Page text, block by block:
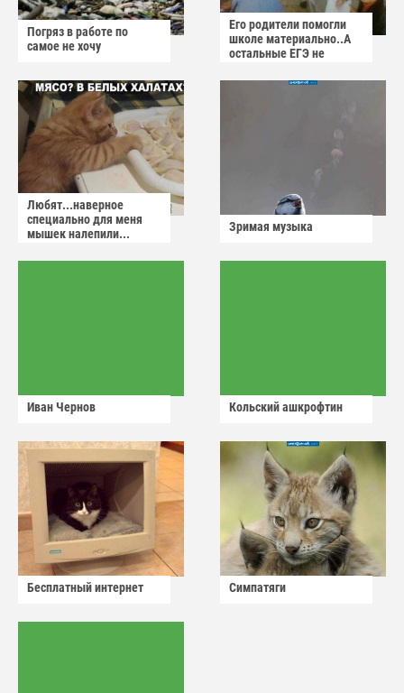
Погряз в работе по
самое не хочу
Его родители помогли
школе материально..А
остальные ЕГЭ не
Любят...наверное
специально для меня
мышек налепили...
Зримая музыка
Иван Чернов Кольский ашкрофтин
Бесплатный интернет Симпатяги